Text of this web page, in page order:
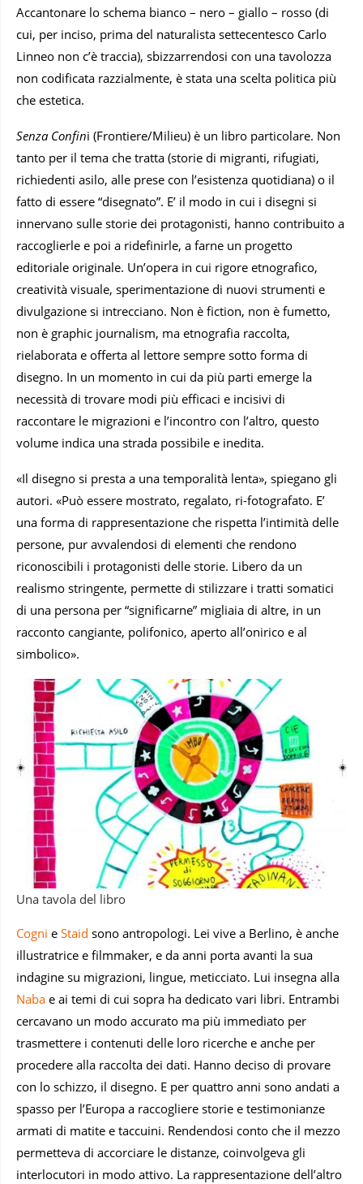
Accantonare lo schema bianco – nero – giallo – rosso (di
cui, per inciso, prima del naturalista settecentesco Carlo
Linneo non c’è traccia), sbizzarrendosi con una tavolozza
non codificata razzialmente, è stata una scelta politica più
che estetica.
Senza Confini (Frontiere/Milieu) è un libro particolare. Non
tanto per il tema che tratta (storie di migranti, rifugiati,
richiedenti asilo, alle prese con l’esistenza quotidiana) o il
fatto di essere “disegnato”. E’ il modo in cui i disegni si
innervano sulle storie dei protagonisti, hanno contribuito a
raccoglierle e poi a ridefinirle, a farne un progetto
editoriale originale. Un’opera in cui rigore etnografico,
creatività visuale, sperimentazione di nuovi strumenti e
divulgazione si intrecciano. Non è fiction, non è fumetto,
non è graphic journalism, ma etnografia raccolta,
rielaborata e offerta al lettore sempre sotto forma di
disegno. In un momento in cui da più parti emerge la
necessità di trovare modi più efficaci e incisivi di
raccontare le migrazioni e l’incontro con l’altro, questo
volume indica una strada possibile e inedita.
«Il disegno si presta a una temporalità lenta», spiegano gli
autori. «Può essere mostrato, regalato, ri-fotografato. E’
una forma di rappresentazione che rispetta l’intimità delle
persone, pur avvalendosi di elementi che rendono
riconoscibili i protagonisti delle storie. Libero da un
realismo stringente, permette di stilizzare i tratti somatici
di una persona per “significarne” migliaia di altre, in un
racconto cangiante, polifonico, aperto all’onirico e al
simbolico».
Una tavola del libro
Cogni e Staid sono antropologi. Lei vive a Berlino, è anche
illustratrice e filmmaker, e da anni porta avanti la sua
indagine su migrazioni, lingue, meticciato. Lui insegna alla
Naba e ai temi di cui sopra ha dedicato vari libri. Entrambi
cercavano un modo accurato ma più immediato per
trasmettere i contenuti delle loro ricerche e anche per
procedere alla raccolta dei dati. Hanno deciso di provare
con lo schizzo, il disegno. E per quattro anni sono andati a
spasso per l’Europa a raccogliere storie e testimonianze
armati di matite e taccuini. Rendendosi conto che il mezzo
permetteva di accorciare le distanze, coinvolgeva gli
interlocutori in modo attivo. La rappresentazione dell’altro